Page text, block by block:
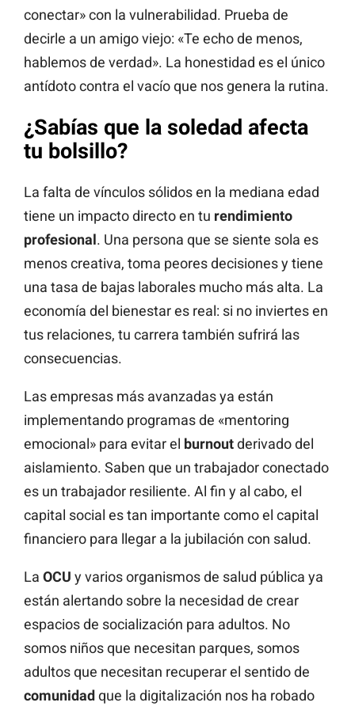
conectar» con la vulnerabilidad. Prueba de
decirle a un amigo viejo: «Te echo de menos,
hablemos de verdad». La honestidad es el único
antídoto contra el vacío que nos genera la rutina.
¿Sabías que la soledad afecta
tu bolsillo?
La falta de vínculos sólidos en la mediana edad
tiene un impacto directo en tu rendimiento
profesional. Una persona que se siente sola es
menos creativa, toma peores decisiones y tiene
una tasa de bajas laborales mucho más alta. La
economía del bienestar es real: si no inviertes en
tus relaciones, tu carrera también sufrirá las
consecuencias.
Las empresas más avanzadas ya están
implementando programas de «mentoring
emocional» para evitar el burnoutderivado del
aislamiento. Saben que un trabajador conectado
es un trabajador resiliente. Al fin y al cabo, el
capital social es tan importante como el capital
financiero para llegar a la jubilación con salud.
La OCU y varios organismos de salud pública ya
están alertando sobre la necesidad de crear
espacios de socialización para adultos. No
somos niños que necesitan parques, somos
adultos que necesitan recuperar el sentido de
comunidad que la digitalización nos ha robado